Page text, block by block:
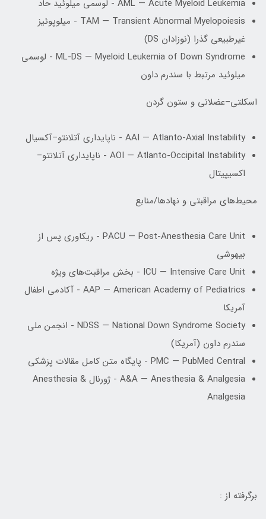
AML — Acute Myeloid Leukemia - لوسمی میلوئید حاد
TAM — Transient Abnormal Myelopoiesis - میلوپوئیز
غیرطبیعی گذرا (نوزادان DS)
ML-DS — Myeloid Leukemia of Down Syndrome - لوسمی
میلوئید مرتبط با سندرم داون
اسکلتی–عضلانی و ستون گردن
AAI — Atlanto-Axial Instability - ناپایداری آتلانتو–آکسیال
AOI — Atlanto-Occipital Instability - ناپایداری آتلانتو–
اکسیپیتال
محیط‌های مراقبتی و نهادها/منابع
PACU — Post-Anesthesia Care Unit - ریکاوری پس از
بیهوشی
ICU — Intensive Care Unit - بخش مراقبت‌های ویژه
AAP — American Academy of Pediatrics - آکادمی اطفال
آمریکا
NDSS — National Down Syndrome Society - انجمن ملی
سندرم داون (آمریکا)
PMC — PubMed Central - پایگاه متن کامل مقالات پزشکی
A&A — Anesthesia & Analgesia - ژورنال Anesthesia &
Analgesia
برگرفته از :